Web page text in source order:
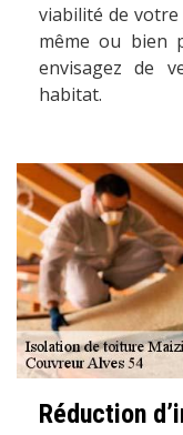
viabilité de
même ou bien
envisagez de
habitat.
Réduction